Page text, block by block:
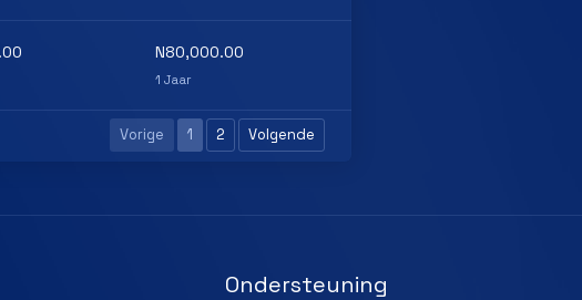
N80,000.00
1 Jaar
Vorige 1 2 Volgende
Ondersteuning